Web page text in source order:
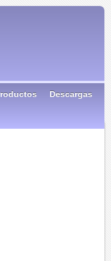
Descargas